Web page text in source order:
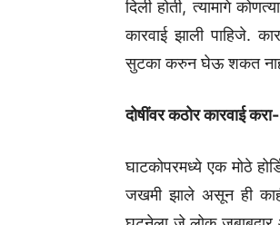
दिली होती, त्यामागे
कारवाई झाली पाहिजे.
सुटका करुन घेऊ शकत
दोषींवर कठोर कारवाई
घाटकोपरमध्ये एक मोठे
जखमी झाले असून ही